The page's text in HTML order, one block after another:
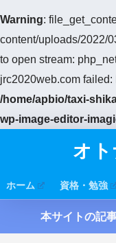
Warning:
content/uploads/2022/
to open stream:
jrc2020web.com
/home/apbio/taxi-
wp-image-editor-
オ
ホーム 資格・勉強
本サイトの記